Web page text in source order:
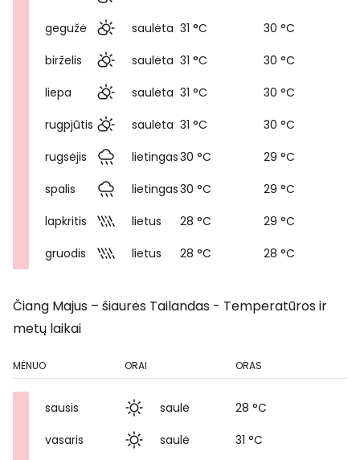
gegužė
saulėta 31 °C
30 °C
birželis
saulėta 31 °C
30 °C
liepa
saulėta 31 °C
30 °C
rugpjūtis
saulėta 31 °C
30 °C
rugsėjis
lietingas30 °C
29 °C
spalis
lietingas30 °C
29 °C
lapkritis
lietus 28 °C
29 °C
gruodis
lietus 28 °C 28 °C
Čiang Majus – šiaurės Tailandas - Temperatūros ir
metų laikai
MĖNUO ORAI ORAS
sausis saulė
28 °C
vasaris
saulė
31 °C